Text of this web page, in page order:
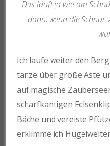
Das läuft ja wie am
dann, wenn die Schnur
Ich laufe weiter den
tanze über große Äste
auf magische
scharfkantigen
Bäche und vereiste
erklimme ich